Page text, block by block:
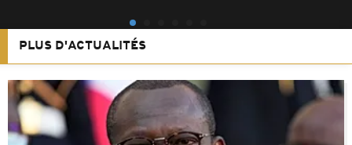
PLUS D'ACTUALITÉS